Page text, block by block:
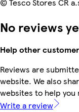
No reviews
Help other
Reviews are
website. We also
websites to help you
Write a review